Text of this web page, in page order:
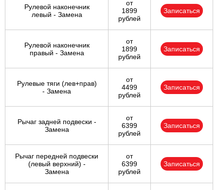
Рулевой наконечник
левый - Замена
от
1899
рублей
Записаться
Рулевой наконечник
правый - Замена
от
1899
рублей
Записаться
Рулевые тяги (лев+прав)
- Замена
от
4499
рублей
Записаться
Рычаг задней подвески -
Замена
от
6399
рублей
Записаться
Рычаг передней подвески
(левый верхний) -
Замена
от
6399
рублей
Записаться